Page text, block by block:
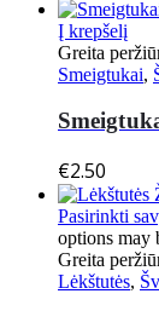
Į krepšelį
Greita
Smeigtukai,
€2.50
Pasirinkti
options may
Greita
Lėkštutės,